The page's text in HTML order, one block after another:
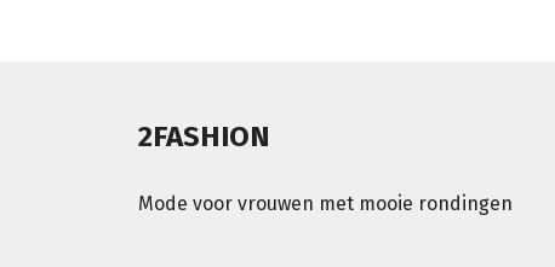
2FASHION
Mode voor vrouwen met mooie rondingen